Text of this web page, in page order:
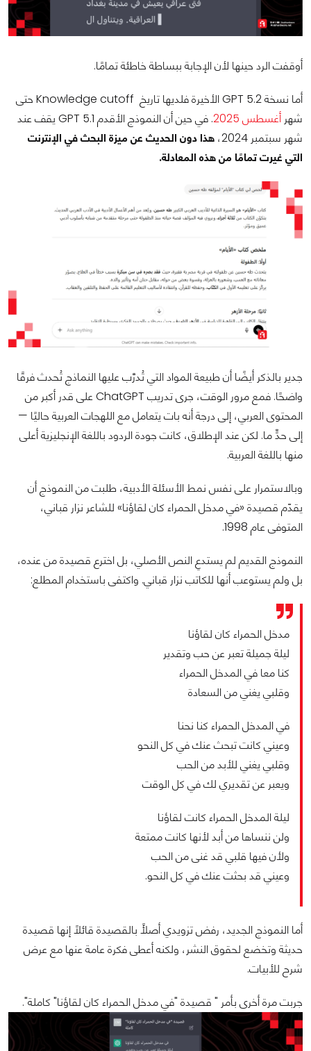
أوقفت الرد حينها لأن الإجابة ببساطة خاطئة تمامًا.
أما نسخة GPT 5.2 الأخيرة فلديها تاريخ Knowledge cutoff حتى
شهر أغسطس 2025
. في حين أن النموذج الأقدم GPT 5.1 يقف عند
شهر سبتمبر 2024،
هذا دون الحديث عن ميزة البحث في الإنترنت
التي غيرت تمامًا من هذه المعادلة.
جدير بالذكر أيضًا أن طبيعة المواد التي تُدرَّب عليها النماذج تُحدث فرقًا
واضحًا. فمع مرور الوقت، جرى تدريب ChatGPT على قدر أكبر من
المحتوى العربي، إلى درجة أنه بات يتعامل مع اللهجات العربية حاليًا —
إلى حدٍّ ما. لكن عند الإطلاق، كانت جودة الردود باللغة الإنجليزية أعلى
منها باللغة العربية.
وبالاستمرار على نفس نمط الأسئلة الأدبية، طلبت من النموذج أن
يقدّم قصيدة «في مدخل الحمراء كان لقاؤنا» للشاعر نزار قباني،
المتوفى عام 1998.
النموذج القديم لم يستدعِ النص الأصلي، بل اخترع قصيدة من عنده،
بل ولم يستوعب أنها للكاتب نزار قباني. واكتفى باستخدام المطلع:
مدخل الحمراء كان لقاؤنا
ليلة جميلة تعبر عن حب وتقدير
كنا معا في المدخل الحمراء
وقلبي يغني من السعادة
في المدخل الحمراء كنا نحنا
وعيني كانت تبحث عنك في كل النحو
وقلبي يغني للأبد من الحب
ويعبر عن تقديري لك في كل الوقت
ليلة المدخل الحمراء كانت لقاؤنا
ولن ننساها من أبد لأنها كانت ممتعة
ولأن فيها قلبي قد غنى من الحب
وعيني قد بحثت عنك في كل النحو.
أما النموذج الجديد، رفض تزويدي أصلًأ بالقصيدة قائلًا إنها قصيدة
حديثة وتخضع لحقوق النشر، ولكنه أعطى فكرة عامة عنها مع عرض
شرح للأبيات.
جربت مرة أخرى بأمر " قصيدة "في مدخل الحمراء كان لقاؤنا" كاملة".